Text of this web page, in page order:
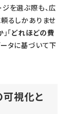
を選ぶ際も、広
るしかありませ
」「どれほどの費
ータに基づいて下
視化と